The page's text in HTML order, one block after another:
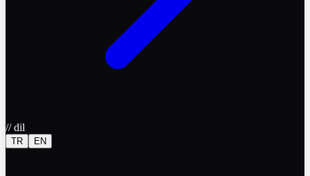
//dil
TR EN